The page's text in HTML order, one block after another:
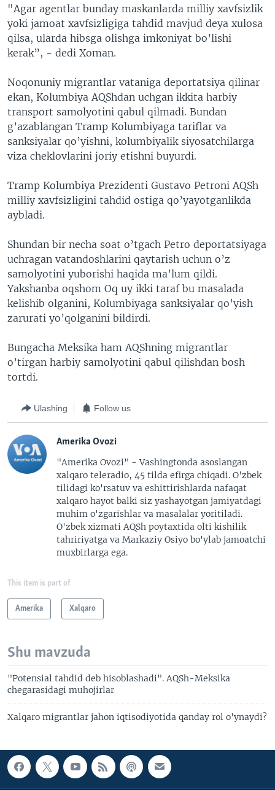
"Agar agentlar bunday maskanlarda milliy xavfsizlik
yoki jamoat xavfsizligiga tahdid mavjud deya xulosa
qilsa, ularda hibsga olishga imkoniyat bo’lishi
kerak”, - dedi Xoman.
Noqonuniy migrantlar vataniga deportatsiya qilinar
ekan, Kolumbiya AQShdan uchgan ikkita harbiy
transport samolyotini qabul qilmadi. Bundan
g’azablangan Tramp Kolumbiyaga tariflar va
sanksiyalar qo’yishni, kolumbiyalik siyosatchilarga
viza cheklovlarini joriy etishni buyurdi.
Tramp Kolumbiya Prezidenti Gustavo Petroni AQSh
milliy xavfsizligini tahdid ostiga qo’yayotganlikda
aybladi.
Shundan bir necha soat o’tgach Petro deportatsiyaga
uchragan vatandoshlarini qaytarish uchun o’z
samolyotini yuborishi haqida ma’lum qildi.
Yakshanba oqshom Oq uy ikki taraf bu masalada
kelishib olganini, Kolumbiyaga sanksiyalar qo’yish
zarurati yo’qolganini bildirdi.
Bungacha Meksika ham AQShning migrantlar
o’tirgan harbiy samolyotini qabul qilishdan bosh
tortdi.
Ulashing Follow us
Amerika Ovozi
"Amerika Ovozi" - Vashingtonda asoslangan
xalqaro teleradio, 45 tilda efirga chiqadi. O'zbek
tilidagi ko'rsatuv va eshittirishlarda nafaqat
xalqaro hayot balki siz yashayotgan jamiyatdagi
muhim o'zgarishlar va masalalar yoritiladi.
O'zbek xizmati AQSh poytaxtida olti kishilik
tahririyatga va Markaziy Osiyo bo'ylab jamoatchi
muxbirlarga ega.
This item is part of
Amerika Xalqaro
Shu mavzuda
"Potensial tahdid deb hisoblashadi". AQSh-Meksika
chegarasidagi muhojirlar
Xalqaro migrantlar jahon iqtisodiyotida qanday rol o'ynaydi?